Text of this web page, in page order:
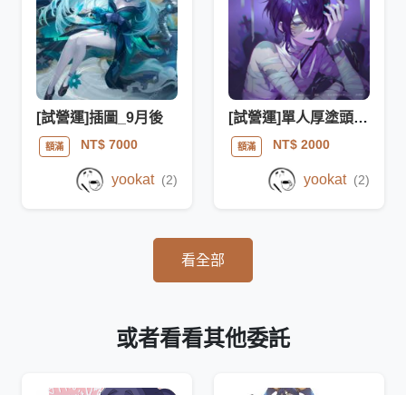
[試營運]插圖_9月後
額滿 NT$ 7000
yookat (2)
[試營運]單人厚塗頭貼/半身
額滿 NT$ 2000
yookat (2)
看全部
或者看看其他委託